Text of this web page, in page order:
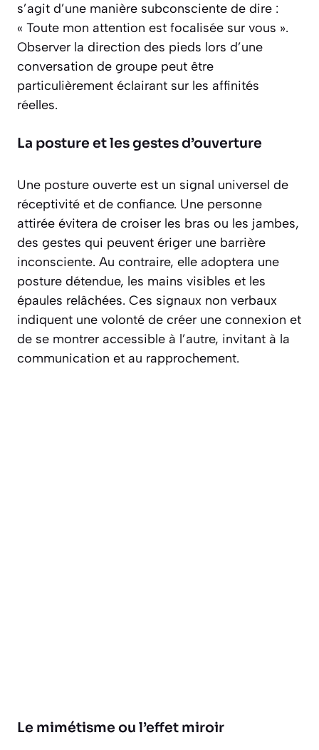
s’agit d’une manière subconsciente de dire :
« Toute mon attention est focalisée sur vous ».
Observer la direction des pieds lors d’une
conversation de groupe peut être
particulièrement éclairant sur les affinités
réelles.
La posture et les gestes d’ouverture
Une posture ouverte est un signal universel de
réceptivité et de confiance. Une personne
attirée évitera de croiser les bras ou les jambes,
des gestes qui peuvent ériger une barrière
inconsciente. Au contraire, elle adoptera une
posture détendue, les mains visibles et les
épaules relâchées. Ces signaux non verbaux
indiquent une volonté de créer une connexion et
de se montrer accessible à l’autre, invitant à la
communication et au rapprochement.
Le mimétisme ou l’effet miroir